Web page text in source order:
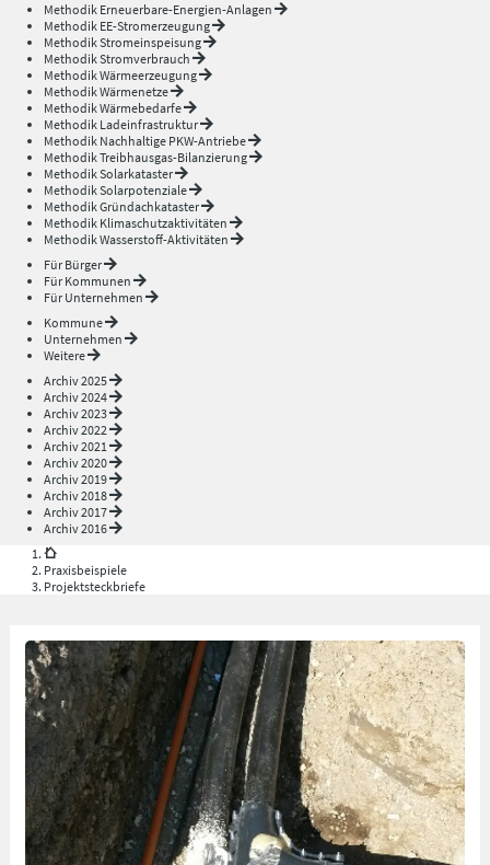
Methodik Erneuerbare-Energien-Anlagen
Methodik EE-Stromerzeugung
Methodik Stromeinspeisung
Methodik Stromverbrauch
Methodik Wärmeerzeugung
Methodik Wärmenetze
Methodik Wärmebedarfe
Methodik Ladeinfrastruktur
Methodik Nachhaltige PKW-Antriebe
Methodik Treibhausgas-Bilanzierung
Methodik Solarkataster
Methodik Solarpotenziale
Methodik Gründachkataster
Methodik Klimaschutzaktivitäten
Methodik Wasserstoff-Aktivitäten
Für Bürger
Für Kommunen
Für Unternehmen
Kommune
Unternehmen
Weitere
Archiv 2025
Archiv 2024
Archiv 2023
Archiv 2022
Archiv 2021
Archiv 2020
Archiv 2019
Archiv 2018
Archiv 2017
Archiv 2016
Praxisbeispiele
Projektsteckbriefe